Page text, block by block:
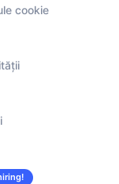
cookie